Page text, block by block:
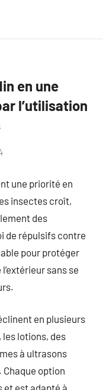
en une
l’utilisation
une priorité en
insectes croît,
des
de répulsifs contre
pour protéger
sans se
en plusieurs
lotions, des
à ultrasons
option
et est adapté à